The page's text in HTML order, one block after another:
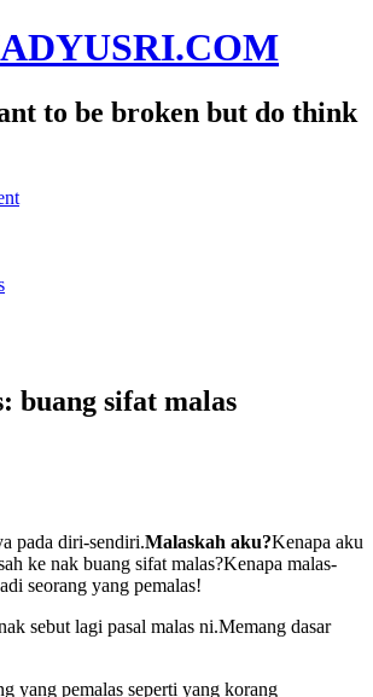
to be broken but do think
buang sifat malas
pada diri-sendiri.Malaskah aku?Kenapa aku
ke nak buang sifat malas?Kenapa malas-
seorang yang pemalas!
sebut lagi pasal malas ni.Memang dasar
yang pemalas seperti yang korang